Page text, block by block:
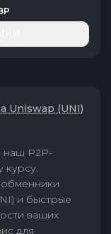
Uniswap (UNI)
наш P2P-
курсу.
и быстрые
ваших
для